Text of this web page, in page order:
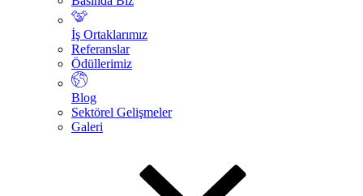
İş Ortaklarımız
Referanslar
Ödüllerimiz
Blog
Sektörel Gelişmeler
Galeri